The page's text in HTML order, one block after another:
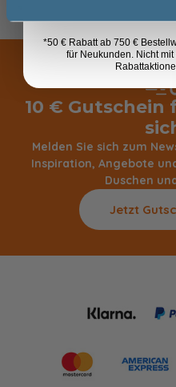
10 € Gutschein
Melden Sie sich zum
Inspiration, Angebote
Duschen
Jetzt
*50 € Rabatt ab 750 €
für Neukunden. Nicht